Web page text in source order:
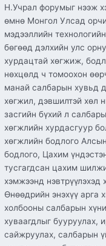
Н.Учрал форумыг нээж
өмнө Монгол Улсад
мэдээллийн
бөгөөд дэлхийн улс
хурдацтай хөгжиж,
нөхцөлд ч томоохон
манай салбарын хувьд
хөгжил, дэвшилтэй хөл
засгийн бүхий л
хөгжлийн хурдасгуур
хөгжлийн бодлого
бодлого, Цахим
тусгагдсан цахим
хэмжээнд нэвтрүүлэхэд
Өнөөдрийн энэхүү арга
холбооны салбарын
хуваагдлыг бууруулах,
сайжруулах, салбарын